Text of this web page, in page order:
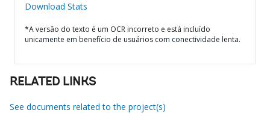
Download Stats
*A versão do texto é um OCR incorreto e está incluído
unicamente em benefício de usuários com conectividade lenta.
RELATED LINKS
See documents related to the project(s)